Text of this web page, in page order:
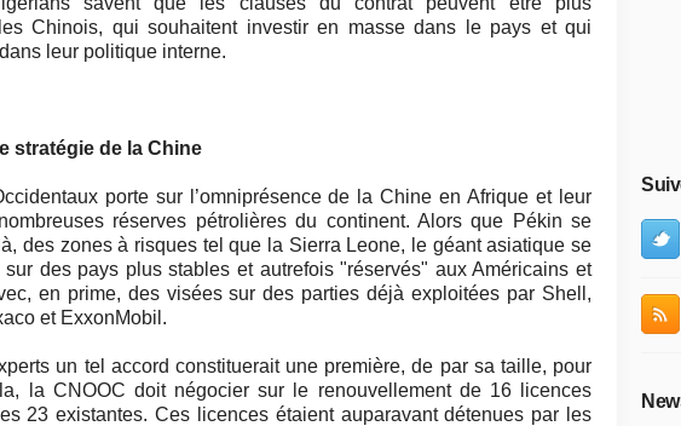
Chinois, qui souhaitent investir en masse dans le pays et qui
leur politique interne.
stratégie de la Chine
porte sur l’omniprésence de la Chine en Afrique et leur
réserves pétrolières du continent. Alors que Pékin se
des zones à risques tel que la Sierra Leone, le géant asiatique se
sur des pays plus stables et autrefois "réservés" aux Américains et
en prime, des visées sur des parties déjà exploitées par Shell,
et ExxonMobil.
un tel accord constituerait une première, de par sa taille, pour
la CNOOC doit négocier sur le renouvellement de 16 licences
23 existantes. Ces licences étaient auparavant détenues par les